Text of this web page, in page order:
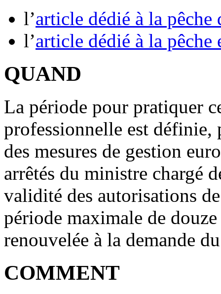
l’article dédié à la
l’article dédié à la pêche
QUAND
La période pour pratiquer
professionnelle est définie,
des mesures de gestion
arrêtés du ministre chargé
validité des autorisations
période maximale de
renouvelée à la demande
COMMENT